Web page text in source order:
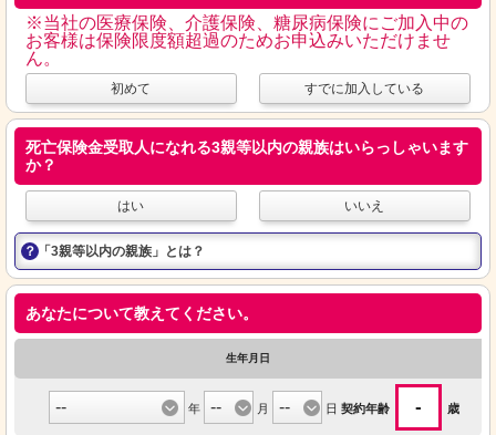
※当社の医療保険、介護保険、糖尿病保険にご加入中の
お客様は保険限度額超過のためお申込みいただけませ
ん。
初めて すでに加入している
死亡保険金受取人になれる3親等以内の親族はいらっしゃいます
か？
はい いいえ
「3親等以内の親族」とは？
あなたについて教えてください。
生年月日
年 月 日 契約年齢 - 歳